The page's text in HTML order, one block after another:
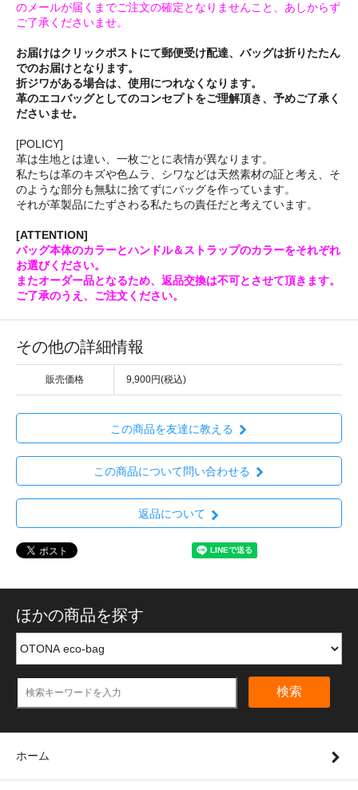
のメールが届くまでご注文の確定となりませんこと、あしからず
ご了承くださいませ。
お届けはクリックポストにて郵便受け配達、バッグは折りたたん
でのお届けとなります。
折ジワがある場合は、使用につれなくなります。
革のエコバッグとしてのコンセプトをご理解頂き、予めご了承く
ださいませ。
[POLICY]
革は生地とは違い、一枚ごとに表情が異なります。
私たちは革のキズや色ムラ、シワなどは天然素材の証と考え、そ
のような部分も無駄に捨てずにバッグを作っています。
それが革製品にたずさわる私たちの責任だと考えています。
[ATTENTION]
バッグ本体のカラーとハンドル＆ストラップのカラーをそれぞれ
お選びください。
またオーダー品となるため、返品交換は不可とさせて頂きます。
ご了承のうえ、ご注文ください。
その他の詳細情報
販売価格 9,900円(税込)
この商品を友達に教える
この商品について問い合わせる
返品について
ほかの商品を探す
検索
ホーム